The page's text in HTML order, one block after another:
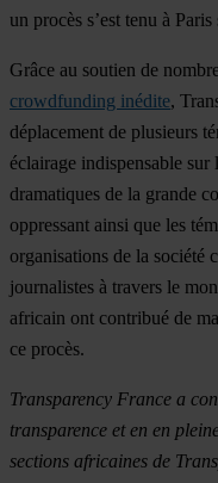
un procès s’est tenu à
Grâce au soutien de
crowdfunding inédite,
déplacement de plusieurs
éclairage indispensable sur
dramatiques de la grande
oppressant ainsi que les
organisations de la société
journalistes à travers le
africain ont contribué de
ce procès.
Transparency France a
transparence et en en
sections africaines de